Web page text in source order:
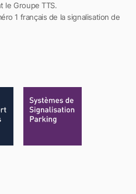
le Groupe TTS.
1 français de la signalisation de